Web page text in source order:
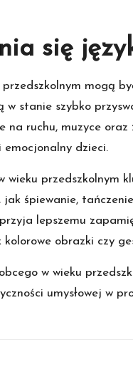
się
mogą
w stanie szybko
ruchu, muzyce
dzieci.
śpiewanie,
lepszemu
obrazki czy
w wieku
umysłowej w